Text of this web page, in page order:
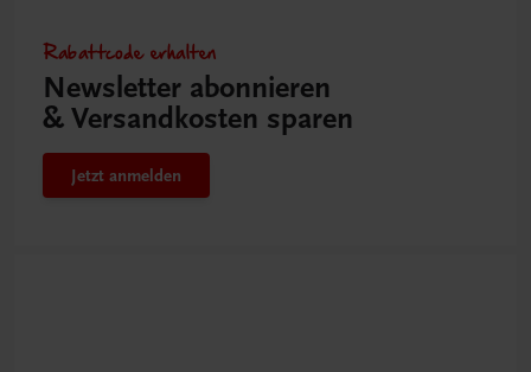
Rabattcode erhalten
Newsletter abonnieren
& Versandkosten sparen
Jetzt anmelden